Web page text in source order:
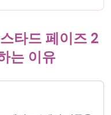
타드 페이즈 2
는 이유